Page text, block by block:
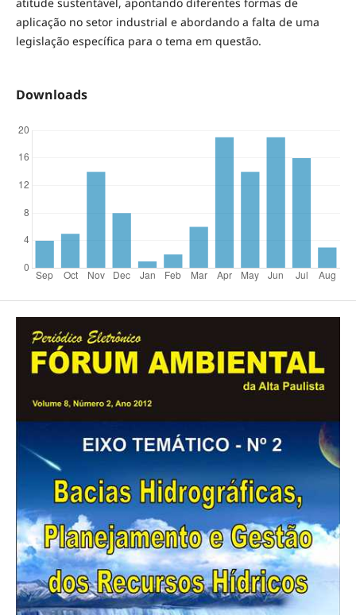
aplicação no setor industrial e abordando a falta de uma
legislação específica para o tema em questão.
Downloads